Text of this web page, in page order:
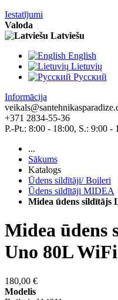
Iestatījumi
Valoda
Latviešu
English
Lietuvių
Pусский
Informācija
+371 2834-55-36
P.-Pt.: 8:00 - 18:00, S.: 9:00 -
...
Sākums
Katalogs
Ūdens sildītāji/ Boileri
Ūdens sildītāji MIDEA
Midea ūdens sildītājs
Midea ūdens
Uno 80L WiFi
180,00 €
Modelis